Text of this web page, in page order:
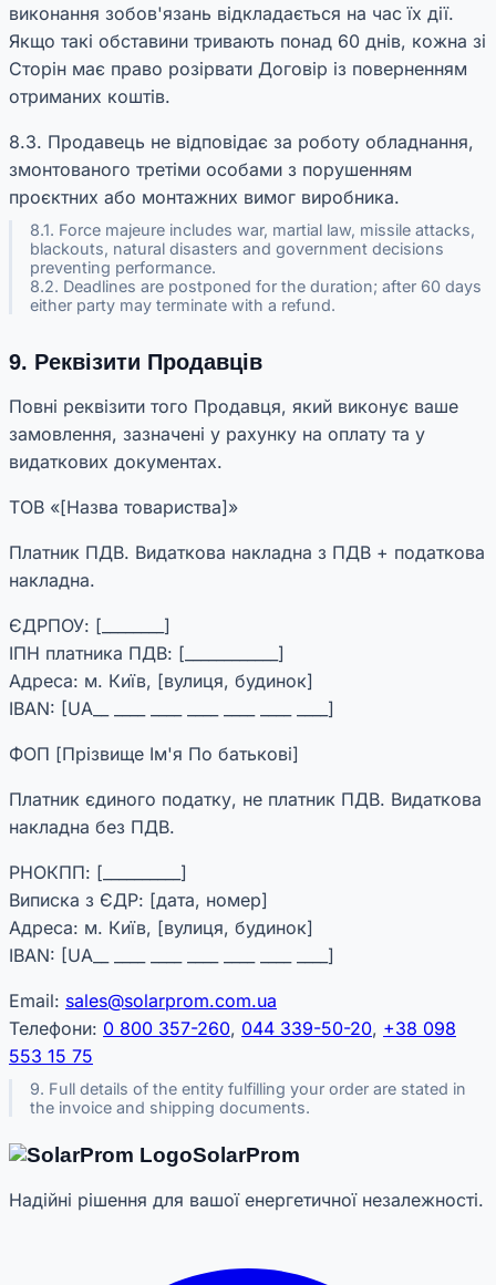
виконання зобов'язань відкладається на час їх дії.
Якщо такі обставини тривають понад 60 днів, кожна зі
Сторін має право розірвати Договір із поверненням
отриманих коштів.
8.3. Продавець не відповідає за роботу обладнання,
змонтованого третіми особами з порушенням
проєктних або монтажних вимог виробника.
8.1. Force majeure includes war, martial law, missile attacks,
blackouts, natural disasters and government decisions
preventing performance.
8.2. Deadlines are postponed for the duration; after 60 days
either party may terminate with a refund.
9. Реквізити Продавців
Повні реквізити того Продавця, який виконує ваше
замовлення, зазначені у рахунку на оплату та у
видаткових документах.
ТОВ «[Назва товариства]»
Платник ПДВ. Видаткова накладна з ПДВ + податкова
накладна.
ЄДРПОУ: [________]
ІПН платника ПДВ: [____________]
Адреса: м. Київ, [вулиця, будинок]
IBAN: [UA__ ____ ____ ____ ____ ____ ____]
ФОП [Прізвище Ім'я По батькові]
Платник єдиного податку, не платник ПДВ. Видаткова
накладна без ПДВ.
РНОКПП: [__________]
Виписка з ЄДР: [дата, номер]
Адреса: м. Київ, [вулиця, будинок]
IBAN: [UA__ ____ ____ ____ ____ ____ ____]
Email: sales@solarprom.com.ua
Телефони: 0 800 357-260, 044 339-50-20, +38 098
553 15 75
9. Full details of the entity fulfilling your order are stated in
the invoice and shipping documents.
SolarProm
Надійні рішення для вашої енергетичної незалежності.